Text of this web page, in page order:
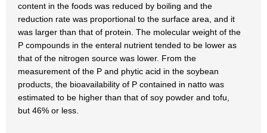
content in the foods was reduced by boiling and the
reduction rate was proportional to the surface area, and it
was larger than that of protein. The molecular weight of the
P compounds in the enteral nutrient tended to be lower as
that of the nitrogen source was lower. From the
measurement of the P and phytic acid in the soybean
products, the bioavailability of P contained in natto was
estimated to be higher than that of soy powder and tofu,
but 46% or less.